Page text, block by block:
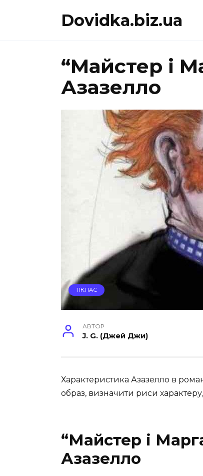
Dovidka.biz.ua
“Майстер і
Азазелло
11КЛАС
АВТОР
J. G. (Джей Джи)
Характеристика Азазелло в
образ, визначити риси
“Майстер і
Азазелло